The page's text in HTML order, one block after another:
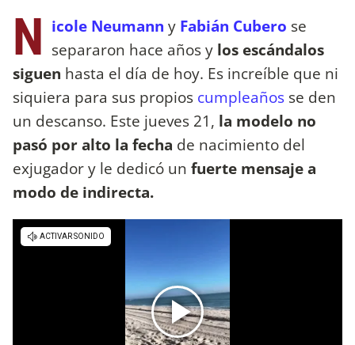
N icole Neumann y Fabián Cubero se
separaron hace años y los escándalos
siguen hasta el día de hoy. Es increíble que ni
siquiera para sus propios cumpleaños se den
un descanso. Este jueves 21, la modelo no
pasó por alto la fecha de nacimiento del
exjugador y le dedicó un fuerte mensaje a
modo de indirecta.